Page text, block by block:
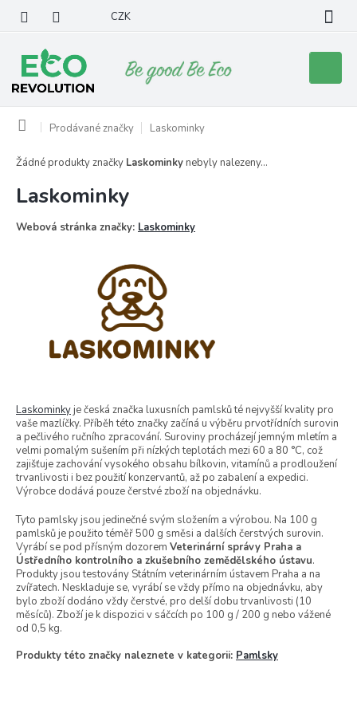
obsah
CZK
košík
Domů Prodávané značky Laskominky
Laskominky
Webová stránka značky: Laskominky
Laskominky je česká značka luxusních pamlsků té nejvyšší kvality pro
vaše mazlíčky. Příběh této značky začíná u výběru prvotřídních surovin
a pečlivého ručního zpracování. Suroviny procházejí jemným mletím a
velmi pomalým sušením při nízkých teplotách mezi 60 a 80 °C, což
zajišťuje zachování vysokého obsahu bílkovin, vitamínů a prodloužení
trvanlivosti i bez použití konzervantů, až po zabalení a expedici.
Výrobce dodává pouze čerstvé zboží na objednávku.
Tyto pamlsky jsou jedinečné svým složením a výrobou. Na 100 g
pamlsků je použito téměř 500 g směsi a dalších čerstvých surovin.
Vyrábí se pod přísným dozorem Veterinární správy Praha a
Ústředního kontrolního a zkušebního zemědělského ústavu.
Produkty jsou testovány Státním veterinárním ústavem Praha a na
zvířatech. Neskladuje se, vyrábí se vždy přímo na objednávku, aby
bylo zboží dodáno vždy čerstvé, pro delší dobu trvanlivosti (10
měsíců). Zboží je k dispozici v sáčcích po 100 g / 200 g nebo vážené
od 0,5 kg.
Produkty této značky naleznete v kategorii: Pamlsky
Žádné produkty značky Laskominky nebyly nalezeny...